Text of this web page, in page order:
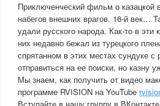
Приключенческий фильм о казацкой
набегов внешних врагов. 16-й век…
удали русского народа. Как-то в
них недавно бежал из турецкого
спрятанном в этих местах сундуке
отправиться на ее поиски, но казну
Мы знаем, как получить от видео
программе RVISION на YouTube